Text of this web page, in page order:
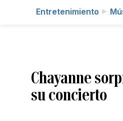
Entretenimiento
Chayanne
su concierto